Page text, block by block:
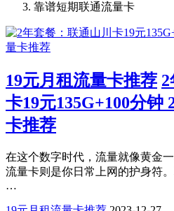
靠谱短期联通流量卡
19元月租流量卡推荐
卡19元135G+100分钟
卡推荐
在这个数字时代，流量就像黄金
流量卡则是你日常上网的护身符
…